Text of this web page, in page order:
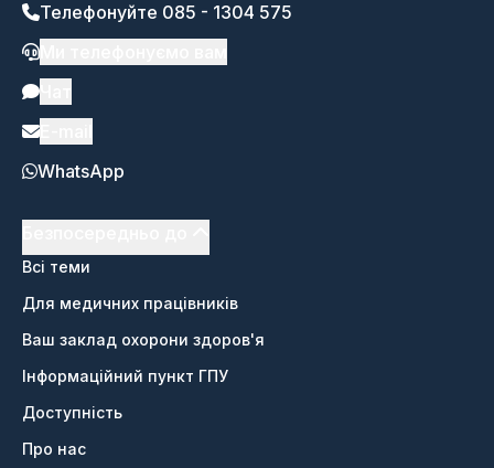
Телефонуйте 085 - 1304 575
WhatsApp
Всі теми
Для медичних працівників
Ваш заклад охорони здоров'я
Інформаційний пункт ГПУ
Доступність
Про нас